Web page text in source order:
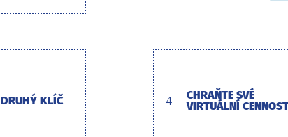
KLÍČ 4
CHRAŇTE SVÉ
VIRTUÁLNÍ